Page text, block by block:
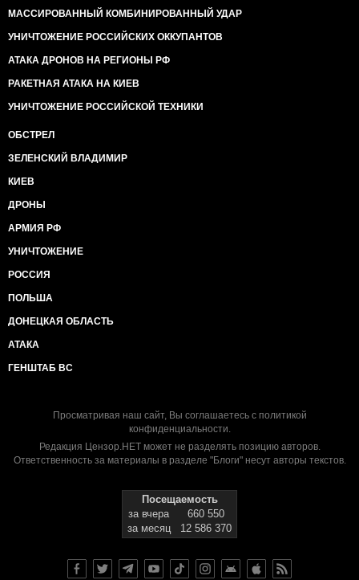
МАССИРОВАННЫЙ КОМБИНИРОВАННЫЙ УДАР
УНИЧТОЖЕНИЕ РОССИЙСКИХ ОККУПАНТОВ
АТАКА ДРОНОВ НА РЕГИОНЫ РФ
РАКЕТНАЯ АТАКА НА КИЕВ
УНИЧТОЖЕНИЕ РОССИЙСКОЙ ТЕХНИКИ
ОБСТРЕЛ
ЗЕЛЕНСКИЙ ВЛАДИМИР
КИЕВ
ДРОНЫ
АРМИЯ РФ
УНИЧТОЖЕНИЕ
РОССИЯ
ПОЛЬША
ДОНЕЦКАЯ ОБЛАСТЬ
АТАКА
ГЕНШТАБ ВС
Просматривая наш сайт, Вы соглашаетесь с политикой
конфиденциальности.
Редакция Цензор.НЕТ может не разделять позицию авторов.
Ответственность за материалы в разделе "Блоги" несут авторы текстов.
Посещаемость
за вчера
660 550
за месяц
12 586 370